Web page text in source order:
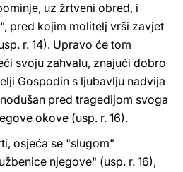
uz žrtveni obred, i
pred kojim molitelj vrši zavjet
r. 14). Upravo će tom
svoju zahvalu, znajući dobro
Gospodin s ljubavlju nadvija
pred tragedijom svoga
okove (usp. r. 16).
osjeća se "slugom"
njegove" (usp. r. 16),